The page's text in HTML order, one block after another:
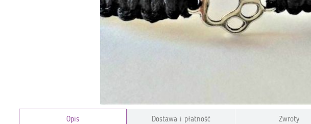
Opis Dostawa i płatność Zwroty